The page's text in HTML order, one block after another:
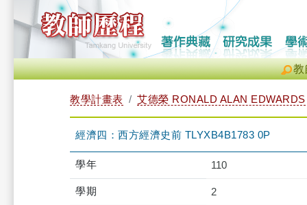
教
教學計畫表 艾德榮 RONALD ALAN EDWARDS
經濟四：西方經濟史前 TLYXB4B1783 0P
學年 110
學期 2